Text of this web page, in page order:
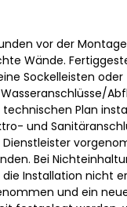
vor der
Wände.
Sockelleisten oder
Plan
und
Bei
Installation nicht
und ein